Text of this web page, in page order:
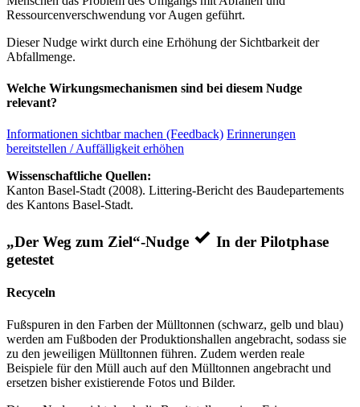
Ressourcenverschwendung vor Augen geführt.
Dieser Nudge wirkt durch eine Erhöhung der Sichtbarkeit der
Abfallmenge.
Welche Wirkungsmechanismen sind bei diesem Nudge
relevant?
Informationen sichtbar machen (Feedback) Erinnerungen
bereitstellen / Auffälligkeit erhöhen
Wissenschaftliche Quellen:
Kanton Basel-Stadt (2008). Littering-Bericht des Baudepartements
des Kantons Basel-Stadt.
„Der Weg zum Ziel“-Nudge
In der Pilotphase
getestet
Recyceln
Fußspuren in den Farben der Mülltonnen (schwarz, gelb und blau)
werden am Fußboden der Produktionshallen angebracht, sodass sie
zu den jeweiligen Mülltonnen führen. Zudem werden reale
Beispiele für den Müll auch auf den Mülltonnen angebracht und
ersetzen bisher existierende Fotos und Bilder.